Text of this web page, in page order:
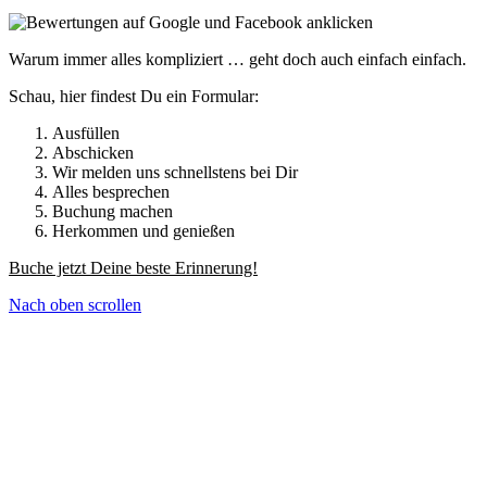
Warum immer alles kompliziert … geht doch auch einfach einfach.
Schau, hier findest Du ein Formular:
Ausfüllen
Abschicken
Wir melden uns schnellstens bei Dir
Alles besprechen
Buchung machen
Herkommen und genießen
Buche jetzt Deine beste Erinnerung!
Nach oben scrollen